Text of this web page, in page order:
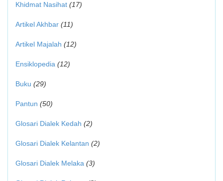
Khidmat Nasihat (17)
Artikel Akhbar (11)
Artikel Majalah (12)
Ensiklopedia (12)
Buku (29)
Pantun (50)
Glosari Dialek Kedah (2)
Glosari Dialek Kelantan (2)
Glosari Dialek Melaka (3)